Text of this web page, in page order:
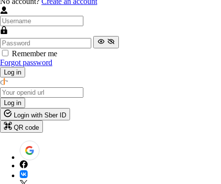
Remember me
Forgot password
Log in
Log in
Login with Sber ID
QR code